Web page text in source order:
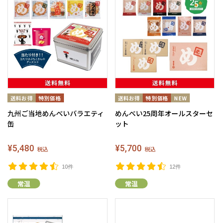
九州ご当地めんべいバラエティ
缶
10件
¥5,480 税込
常温
めんべい25周年オールスターセ
ット
12件
¥5,700 税込
常温